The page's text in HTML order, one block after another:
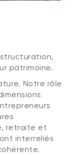
patrimoine.
Notre rôle
retraite et
interreliés